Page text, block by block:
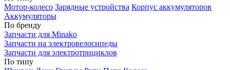
Мотор-колесо Зарядные устройства Корпус аккумуляторов
Аккумуляторы
По бренду
Запчасти для Minako
Запчасти на электровелосипеды
Запчасти для электротрициклов
По типу